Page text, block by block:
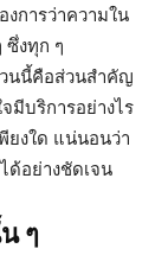
งการว่าความใน
ซึ่งทุก ๆ
วนนี้คือส่วนสำคัญ
มีบริการอย่างไร
ยงใด แน่นอนว่า
ด้อย่างชัดเจน
ๆ